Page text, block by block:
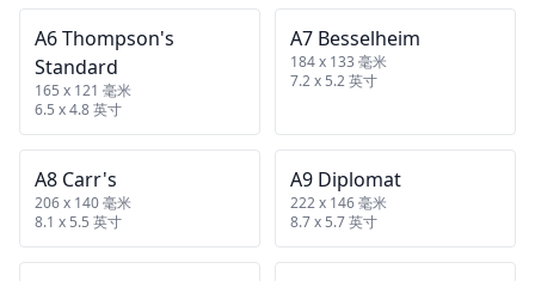
A6 Thompson's
Standard
165 x 121 毫米
6.5 x 4.8 英寸
A7 Besselheim
184 x 133 毫米
7.2 x 5.2 英寸
A8 Carr's
206 x 140 毫米
8.1 x 5.5 英寸
A9 Diplomat
222 x 146 毫米
8.7 x 5.7 英寸